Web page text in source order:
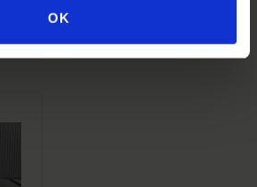
OK
Excl. btw